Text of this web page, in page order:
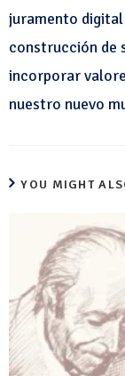
juramento digital
construcción de
incorporar
nuestro nuevo
YOU MIGHT